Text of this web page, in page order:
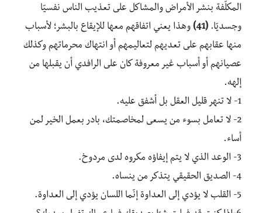
المكلّفة بنشر الأمراض والمشاكل على تعذيب الناس نفسيّا
وجسديّا. (41)
وهذا يعني اتفاقهم معها للإيقاع بالبشر؛ لأسباب
منها عقابهم على تعديهم لتعاليمهم أو انتهاك محرماتهم وكذلك
عصيانهم أو أسباب غير معروفة كان على الرافدي أن يقبلها من
إلهه.
1- لا تنهر قليل العقل بل أشفق عليه.
2- لا تعامل بسوء من يسعى لمخاصمتك، بادر بعمل الخير لمن
أساء.
3- الوعد الذي لا يتم إيفاؤه مكروه لدى مردوخ.
4- الصديق الحقيقي يتذكر من ينساه.
5- القلب لا يؤدي إلى العداوة إنّما اللسان يؤدي إلى العداوة.